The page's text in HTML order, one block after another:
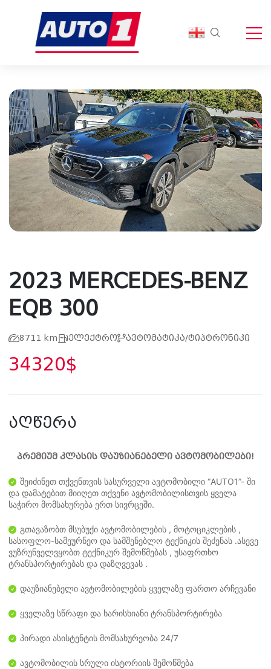
2023 MERCEDES-BENZ
EQB 300
8711 km ელექტრო ავტომატიკა/ტიპტრონიკი
34320$
აღწერა
პრემიუმ კლასის დაუზიანებელი ავტომობილები!
შეიძინეთ თქვენთვის სასურველი ავტომობილი “AUTO1”- ში
და დამატებით მიიღეთ თქვენი ავტომობილისთვის ყველა
საჭირო მომსახურება ერთ სივრცეში.
გთავაზობთ მსუბუქი ავტომობილების , მოტოციკლების ,
სასოფლო-სამეურნეო და სამშენებლო ტექნიკის შეძენას .ასევე
ვუზრუნველვყობთ ტექნიკურ შემოწმებას , უსაფრთხო
ტრანსპორტირებას და დაზღვევას .
დაუზიანებელი ავტომობილების ყველაზე ფართო არჩევანი
ყველაზე სწრაფი და ხარისხიანი ტრანსპორტირება
პირადი ასისტენტის მომსახურეობა 24/7
ავტომობილის სრული ისტორიის შემოწმება